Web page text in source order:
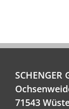
SCHENGER
71543